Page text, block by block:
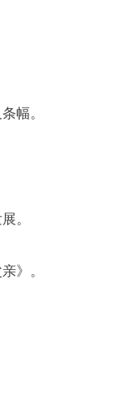
幅。
。
》。